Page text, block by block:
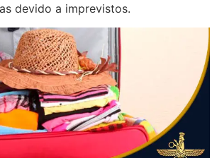
devido a imprevistos.